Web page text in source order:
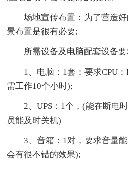
场地宣传布置：为了营造
景布置是很有必要;
所需设备及电脑配套设备要
1、电脑：1套：要求CPU
需工作10个小时);
2、UPS：1个，(能在断电
员能及时关机)
3、音箱：1对，要求音量
会有很不错的效果);